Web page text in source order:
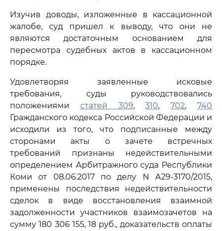
Изучив доводы, изложенные в кассационной
жалобе, суд пришел к выводу, что они не
являются достаточным основанием для
пересмотра судебных актов в кассационном
порядке.
Удовлетворяя заявленные исковые
требования, суды руководствовались
положениями статей 309,310,702,740
Гражданского кодекса Российской Федерации и
исходили из того, что подписанные между
сторонами акты о зачете встречных
требований признаны недействительными
определением Арбитражного суда Республики
Коми от 08.06.2017 по делу N А29-3170/2015,
применены последствия недействительности
сделок в виде восстановления взаимной
задолженности участников взаимозачетов на
сумму 180 306 155, 18 руб., доказательств оплаты